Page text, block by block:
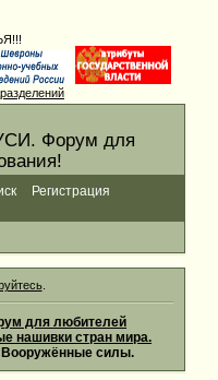
Форум для
Регистрация
.
для любителей
нашивки стран мира.
Вооружённые силы.